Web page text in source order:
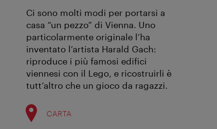
Ci sono molti modi per portarsi a
casa “un pezzo” di Vienna. Uno
particolarmente originale l’ha
inventato l’artista Harald Gach:
riproduce i più famosi edifici
viennesi con il Lego, e ricostruirli è
tutt’altro che un gioco da ragazzi.
CARTA